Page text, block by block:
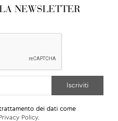
NEWSLETTER
dei dati come
Privacy Policy.